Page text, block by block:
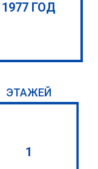
1977 ГОД
ЭТАЖЕЙ
1